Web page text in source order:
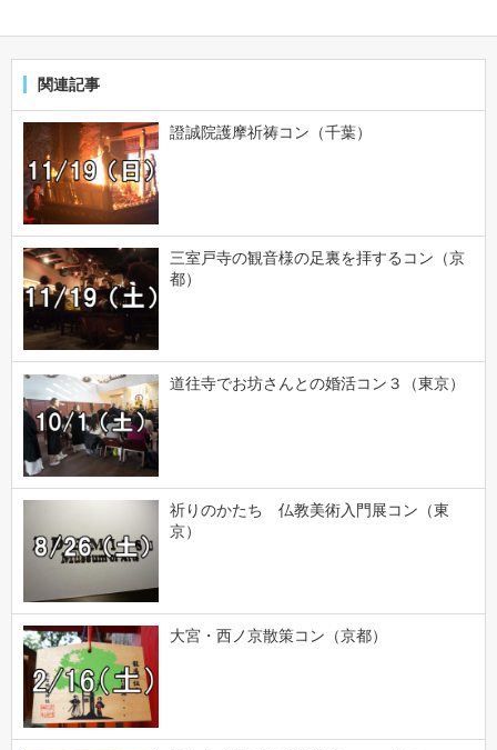
関連記事
證誠院護摩祈祷コン（千葉）
三室戸寺の観音様の足裏を拝するコン（京
都）
道往寺でお坊さんとの婚活コン３（東京）
祈りのかたち 仏教美術入門展コン（東
京）
大宮・西ノ京散策コン（京都）